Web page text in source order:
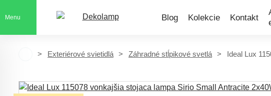
Menu Blog Kolekcie Kontakt
Exteriérové svietidlá Záhradné stĺpikové svetlá Ideal Lux